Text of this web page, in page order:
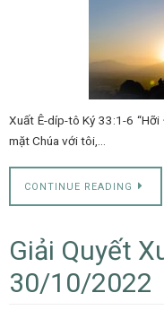
Xuất Ê-díp-tô Ký 33:1-6
mặt Chúa với tôi,…
CONTINUE READING
Giải Quyết
30/10/2022